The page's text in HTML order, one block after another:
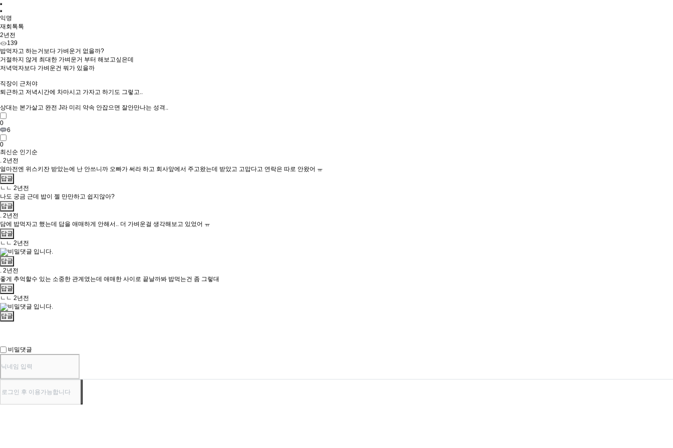
익명
재회톡톡
2년전
139
밥먹자고 하는거보다 가벼운거 없을까?
거절하지 않게 최대한 가벼운거 부터 해보고싶은데
저녁먹자보다 가벼운건 뭐가 있을까
직장이 근처야
퇴근하고 저녁시간에 차마시고 가자고 하기도 그렇고..
상대는 본가살고 완전 J라 미리 약속 안잡으면 잘안만나는 성격..
0
6
0
최신순 인기순
. 2년전
얼마전엔 위스키잔 받았는에 난 안쓰니까 오빠가 써라 하고 회사앞에서 주고왔는데 받았고 고맙다고 연락은 따로 안왔어 ㅠ
답글
ㄴㄴ 2년전
나도 궁금 근데 밥이 젤 만만하고 쉽지않아?
답글
. 2년전
담에 밥먹자고 했는데 답을 애매하게 안해서.. 더 가벼운걸 생각해보고 있었어 ㅠ
답글
ㄴㄴ 2년전
비밀댓글 입니다.
답글
. 2년전
좋게 추억할수 있는 소중한 관계였는데 애매한 사이로 끝날까봐 밥먹는건 좀 그렇대
답글
ㄴㄴ 2년전
비밀댓글 입니다.
답글
비밀댓글